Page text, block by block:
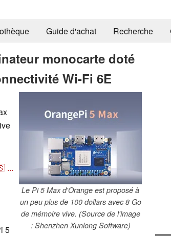
Guide d'achat Recherche
monocarte doté
Wi-Fi 6E
Le Pi 5 Max d'Orange est proposé à
un peu plus de 100 dollars avec 8 Go
de mémoire vive. (Source de l'image
: Shenzhen Xunlong Software)
...
5